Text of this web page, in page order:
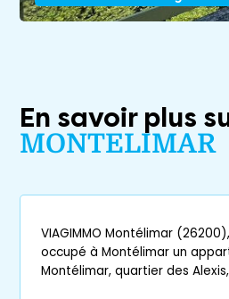
En savoir plus
MONTELIMAR
VIAGIMMO Montélimar
occupé à Montélimar un
Montélimar, quartier des